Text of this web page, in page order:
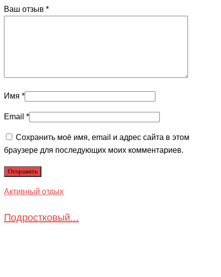
Ваш отзыв *
Имя *
Email *
Сохранить моё имя, email и адрес сайта в этом
браузере для последующих моих комментариев.
Активный отдых
Подростковый...